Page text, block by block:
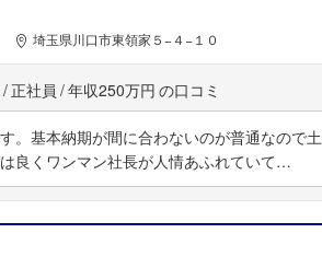
埼玉県川口市東領家５−４−１０
正社員 年収250万円
。基本納期が間に合わないのが普通なので
良くワンマン社長が人情あふれていて…